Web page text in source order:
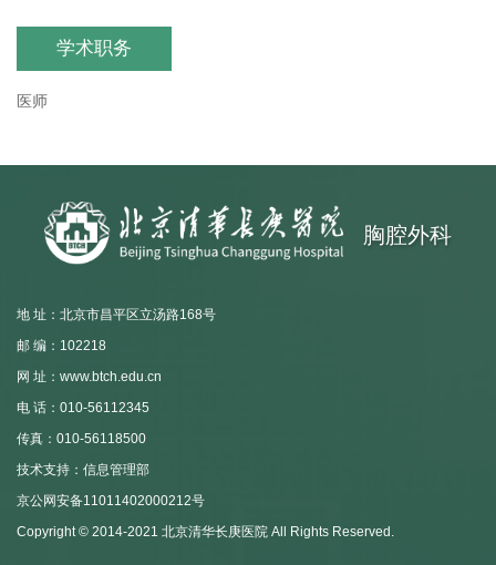
学术职务
医师
胸腔外科
地 址：北京市昌平区立汤路168号
邮 编：102218
网 址：www.btch.edu.cn
电 话：010-56112345
传真：010-56118500
技术支持：信息管理部
京公网安备11011402000212号
Copyright © 2014-2021 北京清华长庚医院 All Rights Reserved.